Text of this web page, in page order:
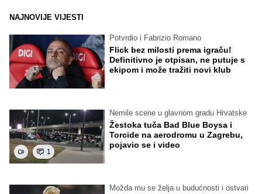
NAJNOVIJE VIJESTI
Potvrdio i Fabrizio Romano
Flick bez milosti prema igraču!
Definitivno je otpisan, ne putuje s
ekipom i može tražiti novi klub
1
Nemile scene u glavnom gradu Hrvatske
Žestoka tuča Bad Blue Boysa i
Torcide na aerodromu u Zagrebu,
pojavio se i video
Možda mu se želja u budućnosti i ostvari